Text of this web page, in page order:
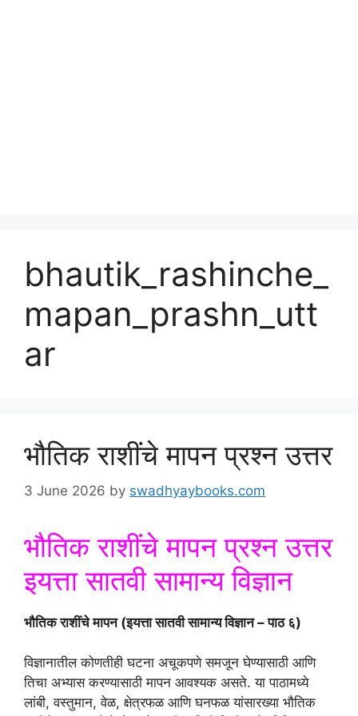
bhautik_rashinche_
mapan_prashn_utt
ar
भौतिक राशींचे मापन प्रश्न उत्तर
3 June 2026 by swadhyaybooks.com
भौतिक राशींचे मापन प्रश्न उत्तर
इयत्ता सातवी सामान्य विज्ञान
भौतिक राशींचे मापन (इयत्ता सातवी सामान्य विज्ञान – पाठ ६)
विज्ञानातील कोणतीही घटना अचूकपणे समजून घेण्यासाठी आणि
तिचा अभ्यास करण्यासाठी मापन आवश्यक असते. या पाठामध्ये
लांबी, वस्तुमान, वेळ, क्षेत्रफळ आणि घनफळ यांसारख्या भौतिक